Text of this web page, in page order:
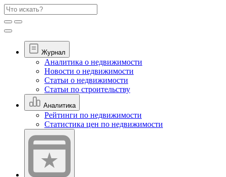
Журнал
Аналитика о недвижимости
Новости о недвижимости
Статьи о недвижимости
Статьи по строительству
Аналитика
Рейтинги по недвижимости
Статистика цен по недвижимости